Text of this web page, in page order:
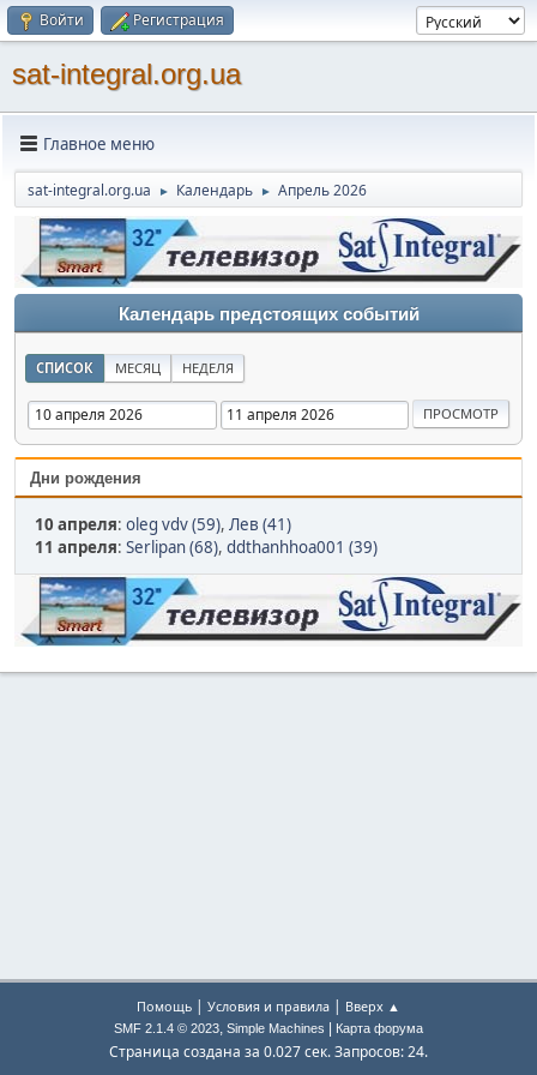
Войти Регистрация
sat-integral.org.ua
Главное меню
sat-integral.org.ua ► Календарь ► Апрель 2026
Календарь предстоящих событий
СПИСОК МЕСЯЦ НЕДЕЛЯ
Дни рождения
10 апреля: oleg vdv (59), Лев (41)
11 апреля: Serlipan (68), ddthanhhoa001 (39)
Помощь | Условия и правила | Вверх ▲
SMF 2.1.4 © 2023, Simple Machines Карта форума
Страница создана за 0.027 сек. Запросов: 24.